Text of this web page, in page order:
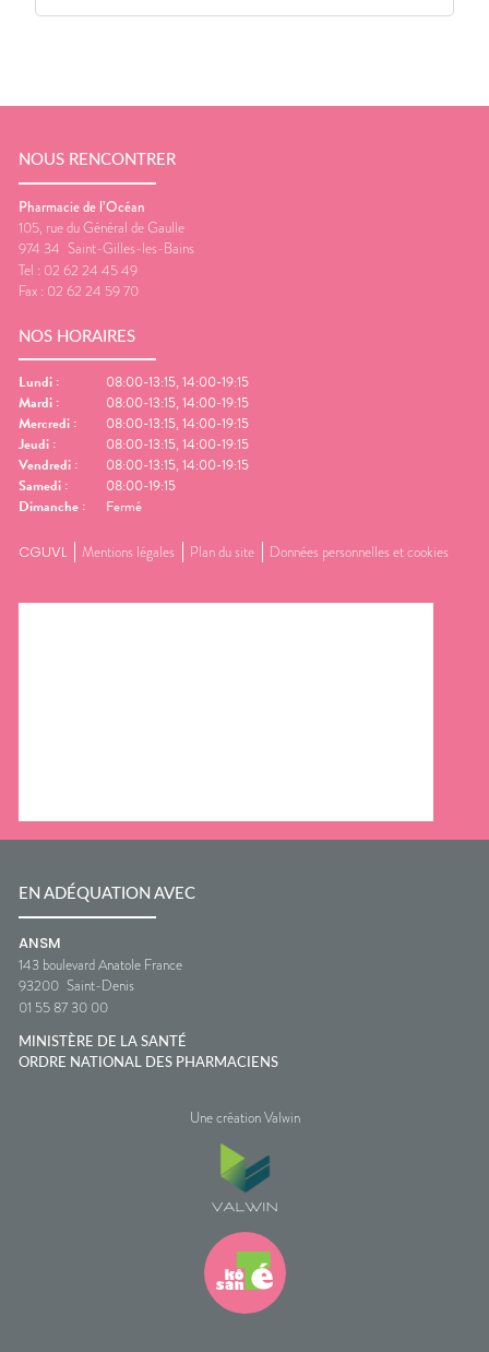
NOUS RENCONTRER
Pharmacie de l’Océan
105, rue du Général de Gaulle
974 34 Saint-Gilles-les-Bains
Tel : 02 62 24 45 49
Fax : 02 62 24 59 70
NOS HORAIRES
Lundi :
08:00-13:15, 14:00-19:15
Mardi :
08:00-13:15, 14:00-19:15
Mercredi :
08:00-13:15, 14:00-19:15
Jeudi :
08:00-13:15, 14:00-19:15
Vendredi :
08:00-13:15, 14:00-19:15
Samedi :
08:00-19:15
Dimanche : Fermé
CGUVL Mentions légales Plan du site Données personnelles et cookies
EN ADÉQUATION AVEC
ANSM
143 boulevard Anatole France
93200 Saint-Denis
01 55 87 30 00
MINISTÈRE DE LA SANTÉ
ORDRE NATIONAL DES PHARMACIENS
Une création Valwin